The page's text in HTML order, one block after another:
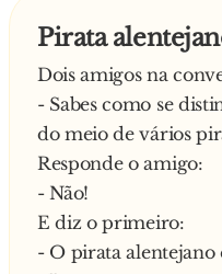
- Ólhi, éi dêsti lado
agora nã tá cá em
Pergunta o lisboeta:
- Então, como é que
está em casa, se
campainha?!
O alentejano:
- Ora, amigo, eu sê
Pirata
Dois amigos na
- Sabes como se
do meio de vários
Responde o amigo:
- Não!
E diz o primeiro:
- O pirata alentejano